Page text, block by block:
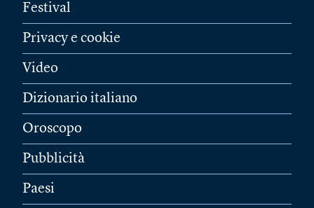
Festival
Privacy e cookie
Video
Dizionario italiano
Oroscopo
Pubblicità
Paesi